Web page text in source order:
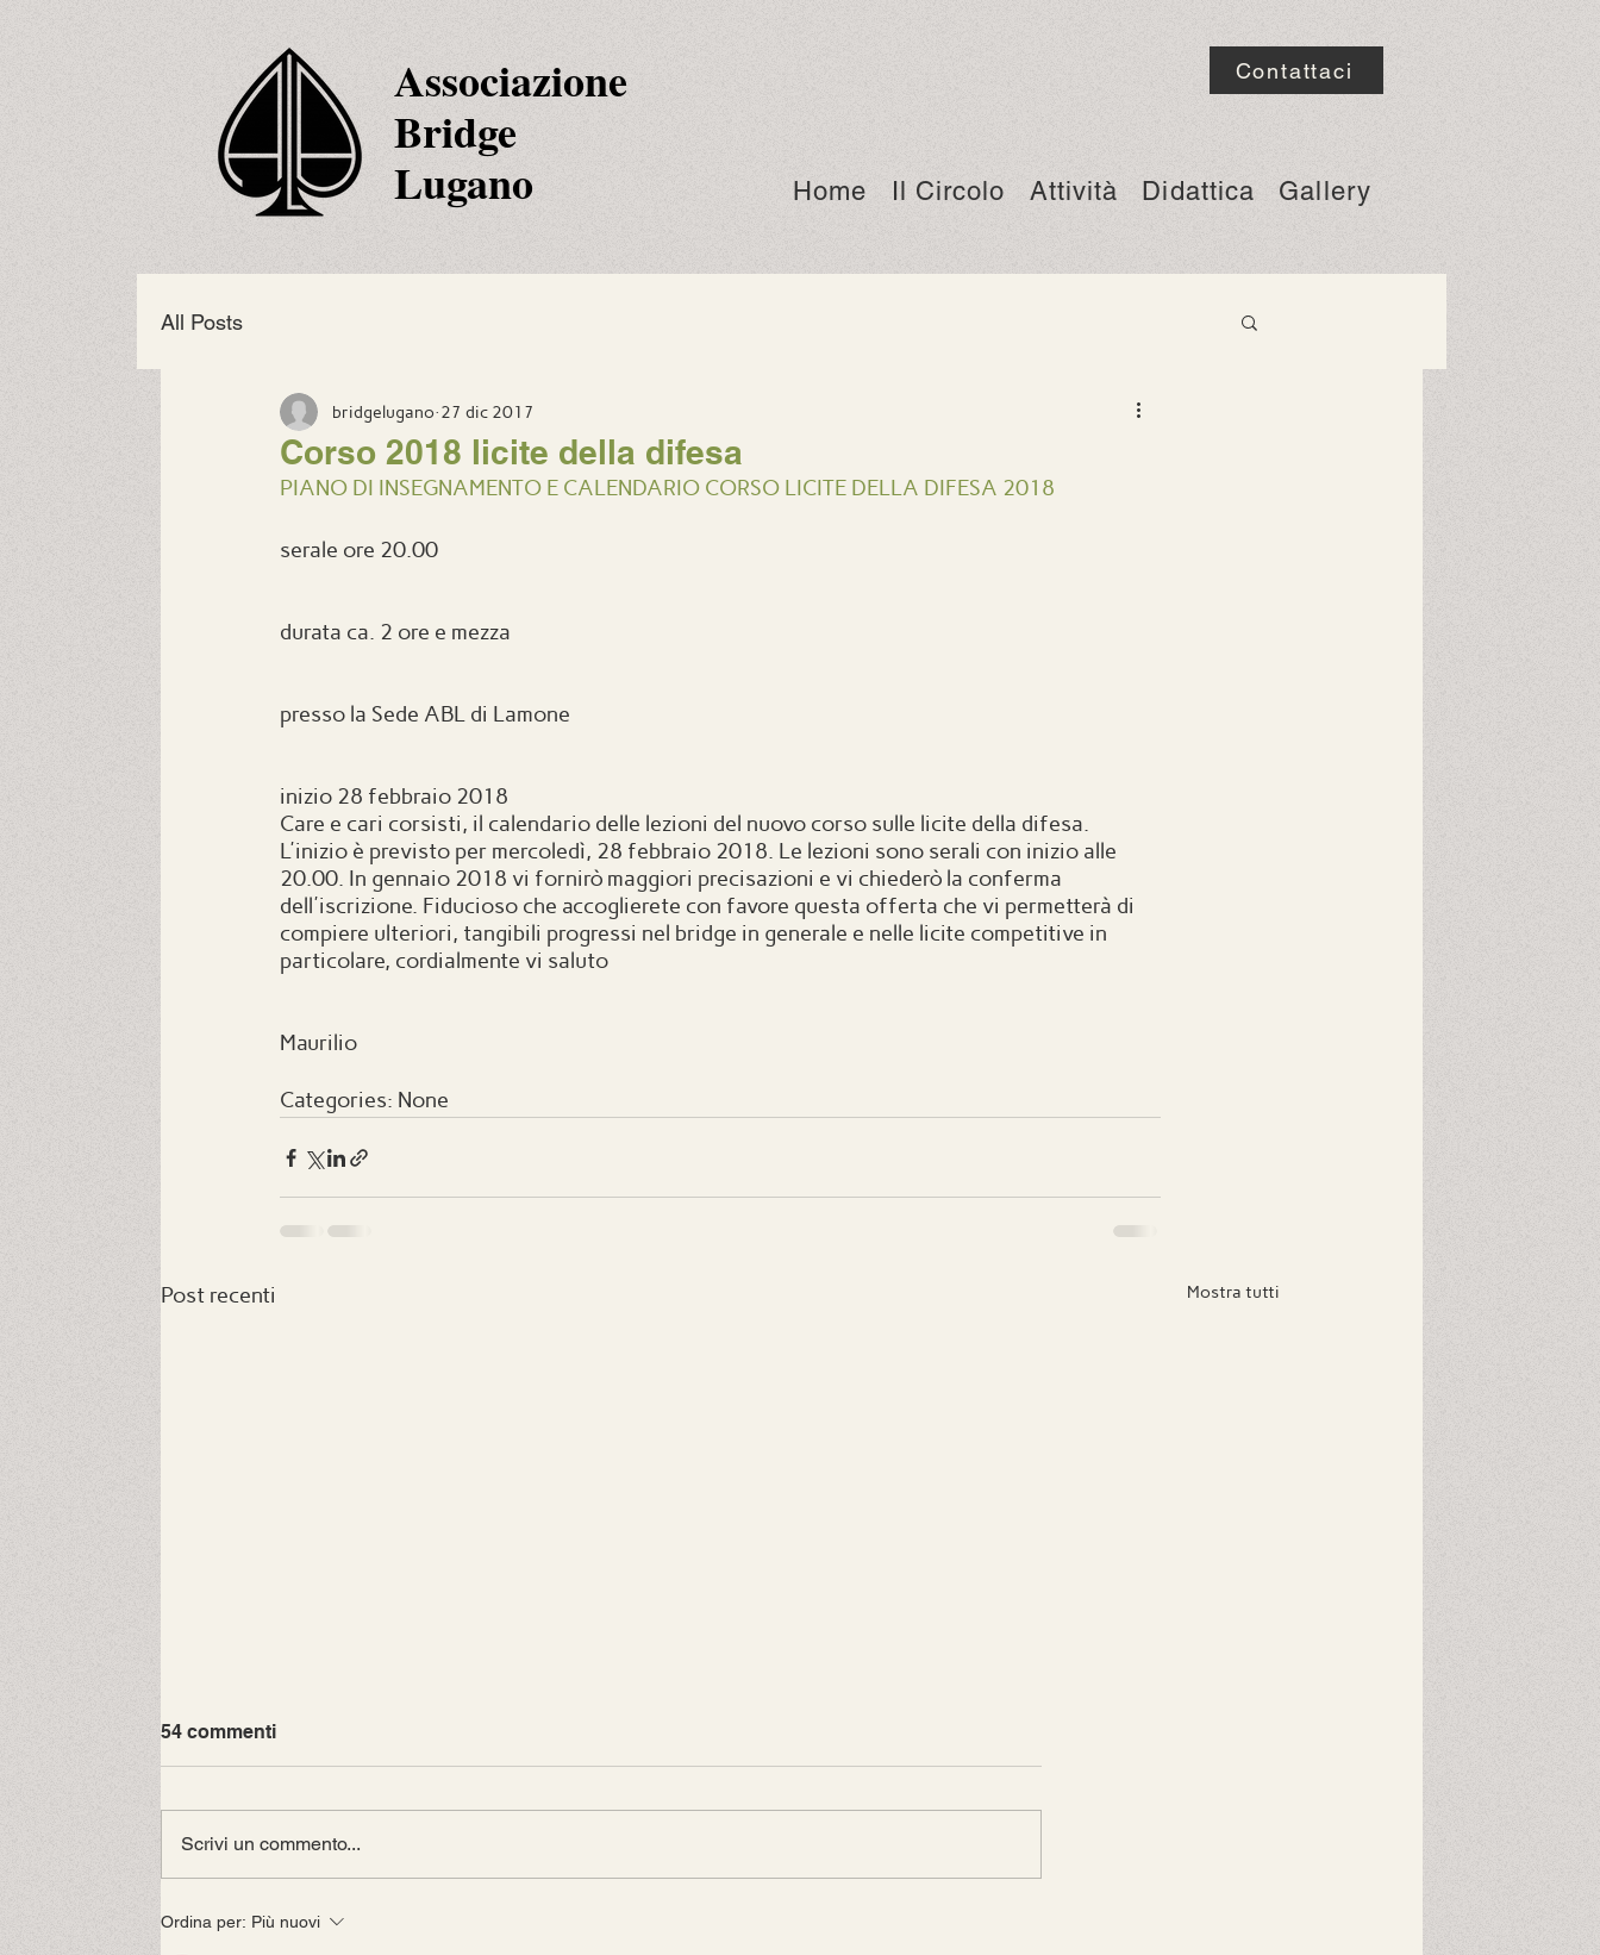
Associazione
Bridge
Lugano
Contattaci
Home Il Circolo Attività Didattica Gallery
All Posts
Corso 2018 licite della difesa
bridgelugano 27 dic 2017
PIANO DI INSEGNAMENTO E CALENDARIO CORSO LICITE DELLA DIFESA 2018
serale ore 20.00
durata ca. 2 ore e mezza
presso la Sede ABL di Lamone
inizio 28 febbraio 2018
Care e cari corsisti, il calendario delle lezioni del nuovo corso sulle licite della difesa.
L'inizio è previsto per mercoledì, 28 febbraio 2018. Le lezioni sono serali con inizio alle
20.00. In gennaio 2018 vi fornirò maggiori precisazioni e vi chiederò la conferma
dell'iscrizione. Fiducioso che accoglierete con favore questa offerta che vi permetterà di
compiere ulteriori, tangibili progressi nel bridge in generale e nelle licite competitive in
particolare, cordialmente vi saluto
Maurilio
Categories: None
Post recenti Mostra tutti
per Giovani Principianti
Giochiamo a Bridge Corso per
considerato, insieme agli scacchi,
uno...
20.00 durata ca. 2 ore e mezza
54 commenti
Scrivi un commento...
Ordina per: Più nuovi